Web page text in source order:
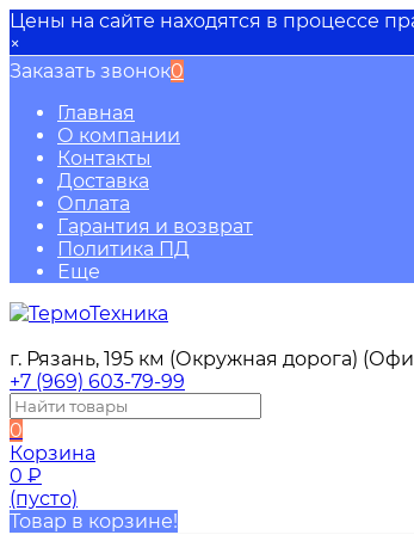
Цены на сайте находятся в процессе
×
Заказать звонок0
Главная
О компании
Контакты
Доставка
Оплата
Гарантия и возврат
Политика ПД
Еще
г. Рязань, 195 км (Окружная дорога)
+7 (969) 603-79-99
0
Корзина
0 ₽
(пусто)
Товар в корзине!